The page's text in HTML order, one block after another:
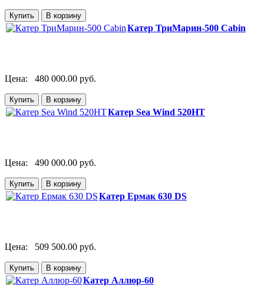
Катер ТриМарин-500 Cabin
Цена: 480 000.00 руб.
Катер Sea Wind 520HT
Цена: 490 000.00 руб.
Катер Ермак 630 DS
Цена: 509 500.00 руб.
Катер Аллюр-60